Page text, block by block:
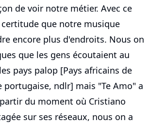
de voir notre métier. Avec ce
que notre musique
encore plus d'endroits. Nous on
que les gens écoutaient au
pays palop [Pays africains de
portugaise, ndlr] mais "Te Amo" a
du moment où Cristiano
sur ses réseaux, nous on a